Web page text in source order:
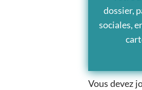
dossier,
sociales,
Vous devez